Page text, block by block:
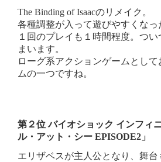
The Binding of Isaacのリメイク。
各種調整が入って遊びやすくなっ
１回のプレイも１時間程度。つ
まいます。
ローグ系アクションゲームとし
ムの一つですね。
第２位 バイオショック インフィ
ル・アット・シー EPISODE2」
エリザベスが主人公となり、舞